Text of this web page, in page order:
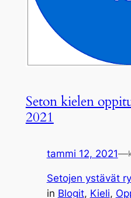
Seton kielen
2021
tammi 12, 2021—
Setojen ystävät ry
in Blogit, Kieli,